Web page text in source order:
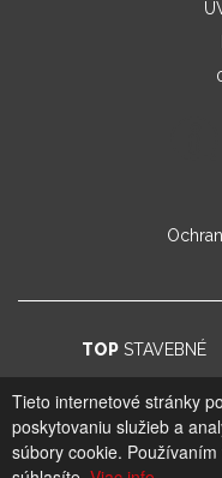
Tieto internetové stránky
poskytovaniu služieb a
súbory cookie.
TOPSTAVEBNÉ
© 2026. UV GROUP